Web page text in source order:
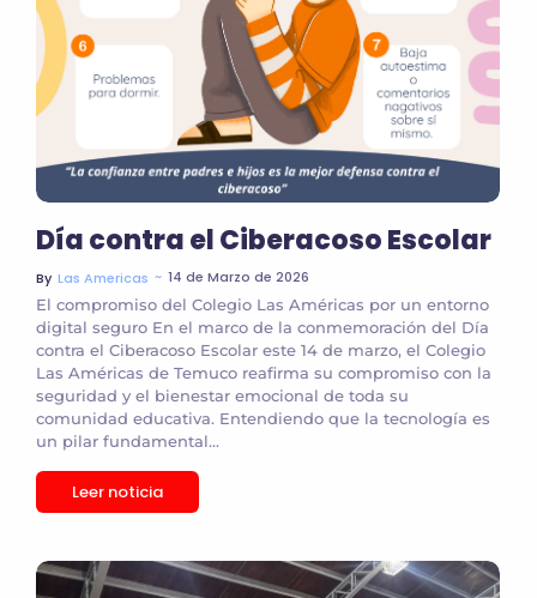
Día contra el Ciberacoso Escolar
By Las Americas ~ 14 de Marzo de 2026
El compromiso del Colegio Las Américas por un entorno
digital seguro En el marco de la conmemoración del Día
contra el Ciberacoso Escolar este 14 de marzo, el Colegio
Las Américas de Temuco reafirma su compromiso con la
seguridad y el bienestar emocional de toda su
comunidad educativa. Entendiendo que la tecnología es
un pilar fundamental...
Leer noticia